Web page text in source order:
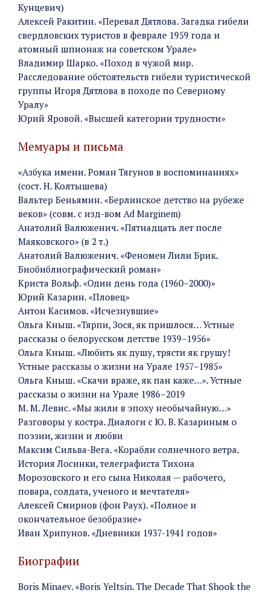
Кунцевич)
Алексей Ракитин. «Перевал Дятлова. Загадка гибели
свердловских туристов в феврале 1959 года и
атомный шпионаж на советском Урале»
Владимир Шарко. «Поход в чужой мир.
Расследование обстоятельств гибели туристической
группы Игоря Дятлова в походе по Северному
Уралу»
Юрий Яровой. «Высшей категории трудности»
Мемуары и письма
«Азбука имени. Роман Тягунов в воспоминаниях»
(сост. Н. Колтышева)
Вальтер Беньямин. «Берлинское детство на рубеже
веков» (совм. с изд-вом Ad Marginem)
Анатолий Валюженич. «Пятнадцать лет после
Маяковского» (в 2 т.)
Анатолий Валюженич. «Феномен Лили Брик.
Биобиблиографический роман»
Криста Вольф. «Один день года (1960–2000)»
Юрий Казарин. «Пловец»
Антон Касимов. «Исчезнувшие»
Ольга Кныш. «Тярпи, Зося, як пришлося… Устные
рассказы о белорусском детстве 1939–1956»
Ольга Кныш. «Любить як душу, трясти як грушу!
Устные рассказы о жизни на Урале 1957–1985»
Ольга Кныш. «Скачи враже, як пан каже…». Устные
рассказы о жизни на Урале 1986–2019
М. М. Левис. «Мы жили в эпоху необычайную…»
Разговоры у костра. Диалоги с Ю. В. Казариным о
поэзии, жизни и любви
Максим Сильва-Вега. «Корабли солнечного ветра.
История Лосинки, телеграфиста Тихона
Морозовского и его сына Николая — рабочего,
повара, солдата, ученого и мечтателя»
Алексей Смирнов (фон Раух). «Полное и
окончательное безобразие»
Иван Хрипунов. «Дневники 1937-1941 годов»
Биографии
Boris Minaev. «Boris Yeltsin. The Decade That Shook the